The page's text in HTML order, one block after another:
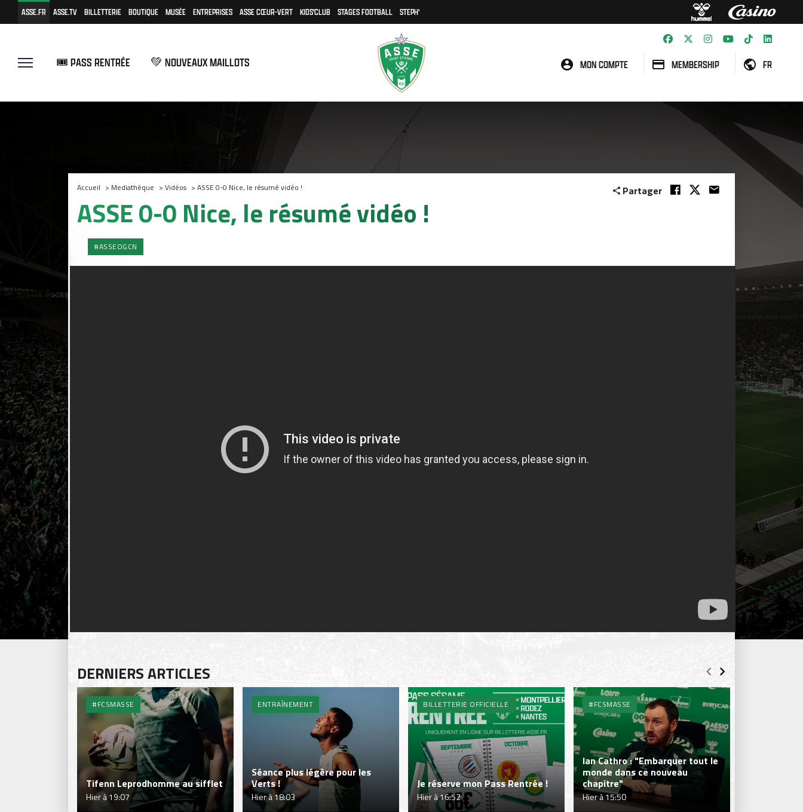
ASSE.FR ASSE.TV BILLETTERIE BOUTIQUE MUSÉE ENTREPRISES ASSE CŒUR-VERT KIDS'CLUB STAGES FOOTBALL STEPH'
🎟️ PASS RENTRÉE 💚 NOUVEAUX MAILLOTS MON COMPTE MEMBERSHIP FR
Accueil > Mediathèque > Vidéos > ASSE 0-0 Nice, le résumé vidéo ! Partager
ASSE 0-0 Nice, le résumé vidéo !
#ASSEOGCN
DERNIERS ARTICLES
#FCSMASSE
Tifenn Leprodhomme au sifflet
Hier à 19:07
ENTRAÎNEMENT
Séance plus légère pour les
Verts !
Hier à 18:03
BILLETTERIE OFFICIELLE
Je réserve mon Pass Rentrée !
Hier à 16:52
#FCSMASSE
Ian Cathro : "Embarquer tout le
monde dans ce nouveau
chapitre"
Hier à 15:50